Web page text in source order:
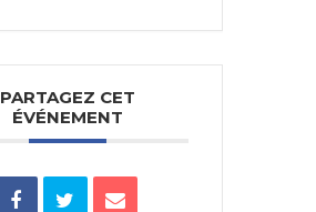
PARTAGEZ CET
ÉVÉNEMENT